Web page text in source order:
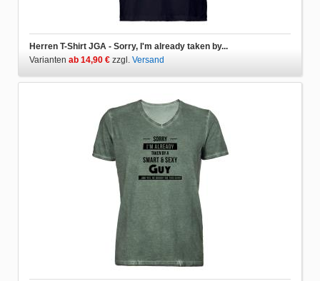
Herren T-Shirt JGA - Sorry, I'm already taken by...
Varianten ab 14,90 € zzgl. Versand